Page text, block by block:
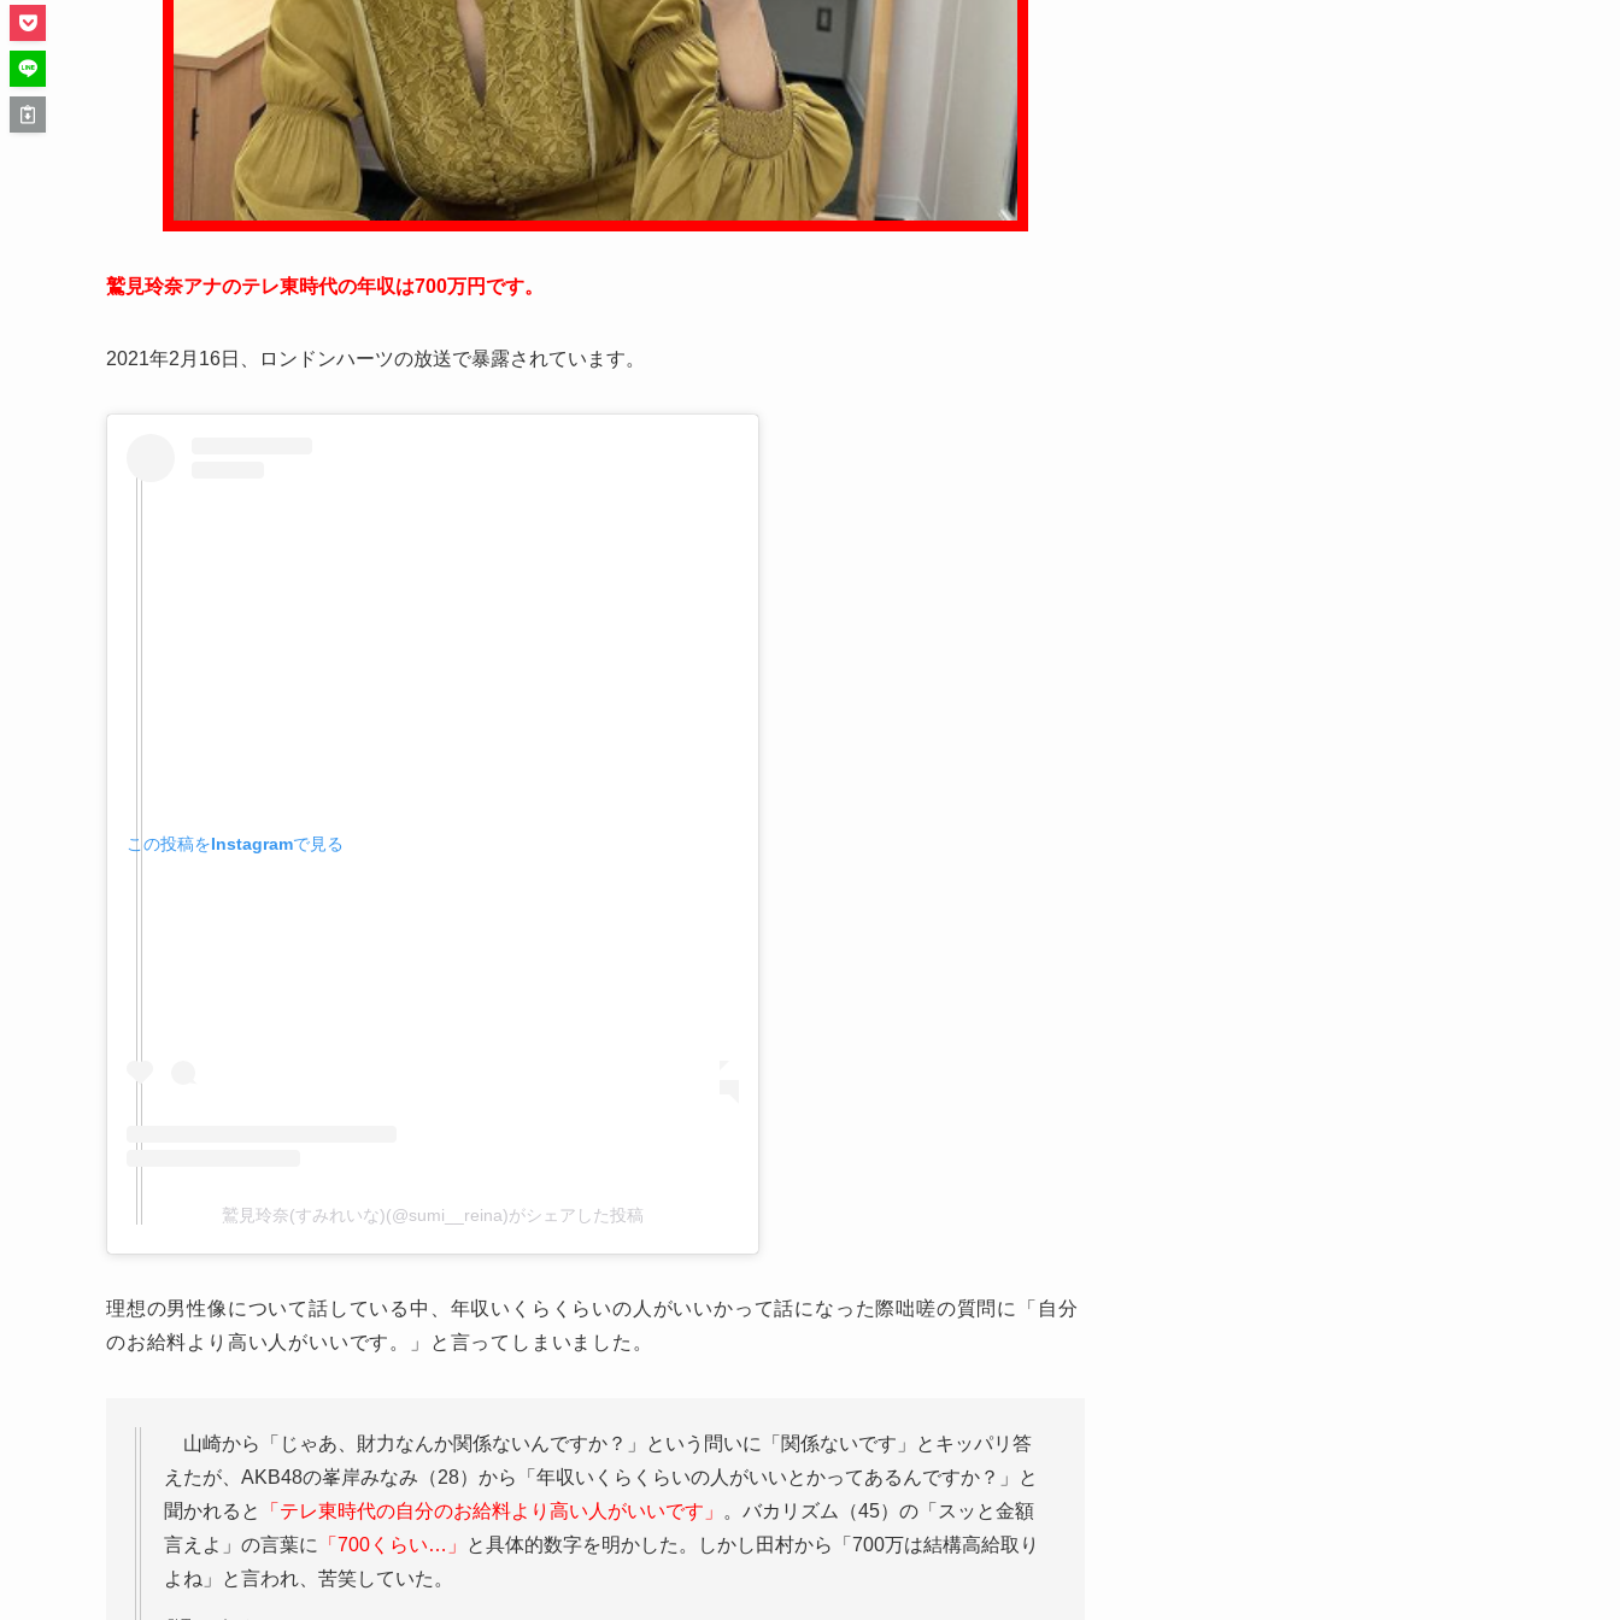
鷲見玲奈アナのテレ東時代の年収は700万円です。
2021年2月16日、ロンドンハーツの放送で暴露されています。
この投稿をInstagramで見る
鷲見玲奈(すみれいな)(@sumi__reina)がシェアした投稿
理想の男性像について話している中、年収いくらくらいの人がいいかって話になった際咄嗟の質問に「自分
のお給料より高い人がいいです。」と言ってしまいました。
山崎から「じゃあ、財力なんか関係ないんですか？」という問いに「関係ないです」とキッパリ答
えたが、AKB48の峯岸みなみ（28）から「年収いくらくらいの人がいいとかってあるんですか？」と
聞かれると
「テレ東時代の自分のお給料より高い人がいいです」
。バカリズム（45）の「スッと金額
言えよ」の言葉に
「700くらい…」
と具体的数字を明かした。しかし田村から「700万は結構高給取り
よね」と言われ、苦笑していた。